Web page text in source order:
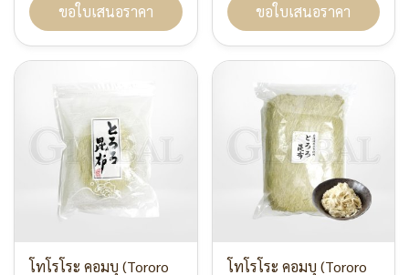
ขอใบเสนอราคา ขอใบเสนอราคา
โทโรโระ คอมบุ (Tororo โทโรโระ คอมบุ (Tororo